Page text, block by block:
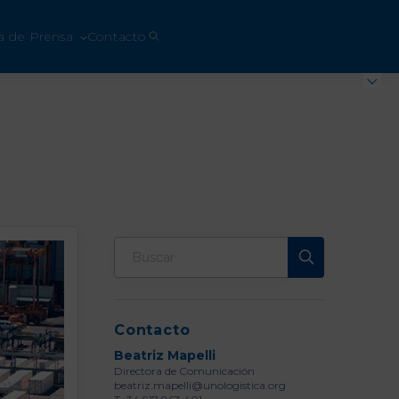
de Prensa Contacto
Contacto
Beatriz Mapelli
Directora de Comunicación
beatriz.mapelli@unologistica.org